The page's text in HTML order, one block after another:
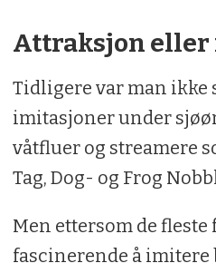
Attraksjon
Tidligere var man ikke
imitasjoner under
våtfluer og streamere
Tag, Dog- og Frog
Men ettersom de fleste
fascinerende å imitere